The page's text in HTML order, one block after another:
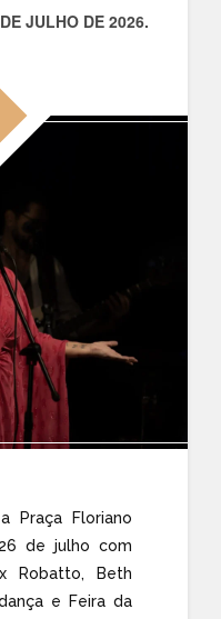
JULHO DE 2026.
Praça Floriano
de julho com
Robatto, Beth
e Feira da